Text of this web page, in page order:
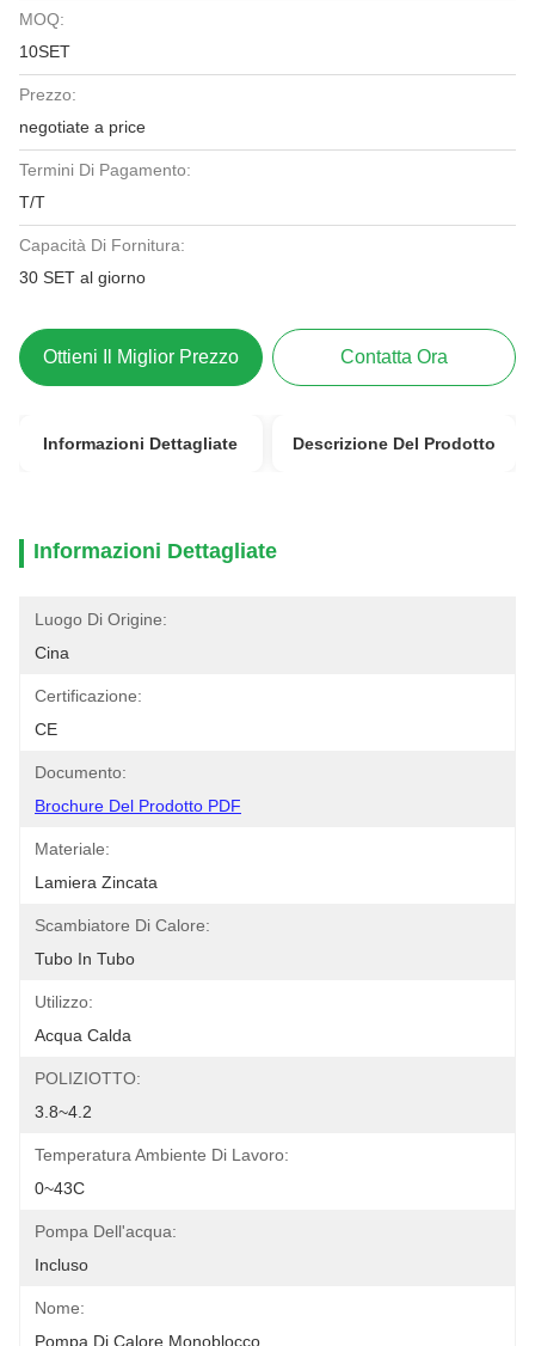
MOQ:
10SET
Prezzo:
negotiate a price
Termini Di Pagamento:
T/T
Capacità Di Fornitura:
30 SET al giorno
Ottieni Il Miglior Prezzo Contatta Ora
Informazioni Dettagliate Descrizione Del Prodotto
Informazioni Dettagliate
Luogo Di Origine:
Cina
Certificazione:
CE
Documento:
Brochure Del Prodotto PDF
Materiale:
Lamiera Zincata
Scambiatore Di Calore:
Tubo In Tubo
Utilizzo:
Acqua Calda
POLIZIOTTO:
3.8~4.2
Temperatura Ambiente Di Lavoro:
0~43C
Pompa Dell'acqua:
Incluso
Nome:
Pompa Di Calore Monoblocco